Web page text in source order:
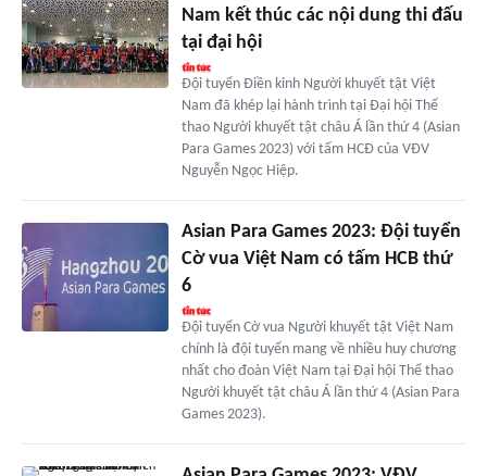
Nam kết thúc các nội dung thi đấu
tại đại hội
Đội tuyển Điền kinh Người khuyết tật Việt
Nam đã khép lại hành trình tại Đại hội Thể
thao Người khuyết tật châu Á lần thứ 4 (Asian
Para Games 2023) với tấm HCĐ của VĐV
Nguyễn Ngọc Hiệp.
Asian Para Games 2023: Đội tuyển
Cờ vua Việt Nam có tấm HCB thứ
6
Đội tuyển Cờ vua Người khuyết tật Việt Nam
chính là đội tuyển mang về nhiều huy chương
nhất cho đoàn Việt Nam tại Đại hội Thể thao
Người khuyết tật châu Á lần thứ 4 (Asian Para
Games 2023).